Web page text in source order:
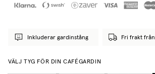
Inkluderar gardinstång Fri frakt
VÄLJ TYG FÖR DIN CAFÉGARDIN